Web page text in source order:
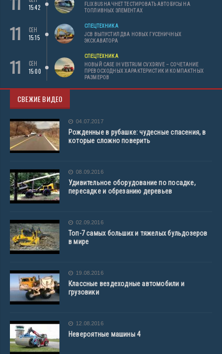
15:42
FLIXBUS НАЧНЕТ ТЕСТИРОВАТЬ АВТОБУСЫ НА
ТОПЛИВНЫХ ЭЛЕМЕНТАХ
11
СЕН
15:15
СПЕЦТЕХНИКА
JCB ВЫПУСТИЛ ДВА НОВЫХ ГУСЕНИЧНЫХ
ЭКСКАВАТОРА
11
СЕН
15:00
СПЕЦТЕХНИКА
НОВЫЙ CASE IH VESTRUM CVXDRIVE – СОЧЕТАНИЕ
ПРЕВОСХОДНЫХ ХАРАКТЕРИСТИК И КОМПАКТНЫХ
РАЗМЕРОВ
СВЕЖИЕ ВИДЕО
04.07.2017
Рожденные в рубашке: чудесные спасения, в
которые сложно поверить
08.09.2016
Удивительное оборудование по посадке,
пересадке и обрезанию деревьев
02.09.2016
Топ-7 самых больших и тяжелых бульдозеров
в мире
19.08.2016
Классные вездеходные автомобили и
грузовики
12.08.2016
Невероятные машины 4